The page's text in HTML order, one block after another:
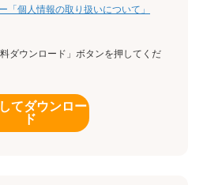
「個人情報の取り扱いについて」
ダウンロード」ボタンを押してくだ
てダウンロー
ド